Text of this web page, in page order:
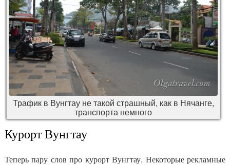
Трафик в Вунгтау не такой страшный, как в Нячанге,
транспорта немного
Курорт Вунгтау
Теперь пару слов про курорт Вунгтау. Некоторые рекламные